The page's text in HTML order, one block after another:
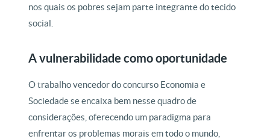
nos quais os pobres sejam parte integrante do tecido
social.
A vulnerabilidade como oportunidade
O trabalho vencedor do concurso Economia e
Sociedade se encaixa bem nesse quadro de
considerações, oferecendo um paradigma para
enfrentar os problemas morais em todo o mundo,